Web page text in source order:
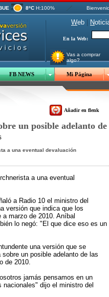
8ºC H:100%
Web N
En la Web:
Vas a comprar
algo?
FB NEWS Mi Página
Añadir en flenk
un posible adelanto de
a una eventual devaluación
a una eventual
a Radio 10 el ministro del
versión que indica que los
marzo de 2010. Aníbal
lo negó: "El que dice eso es un
una versión que se
un posible adelanto de las
de 2010.
jamás pensamos en un
dijo el ministro del